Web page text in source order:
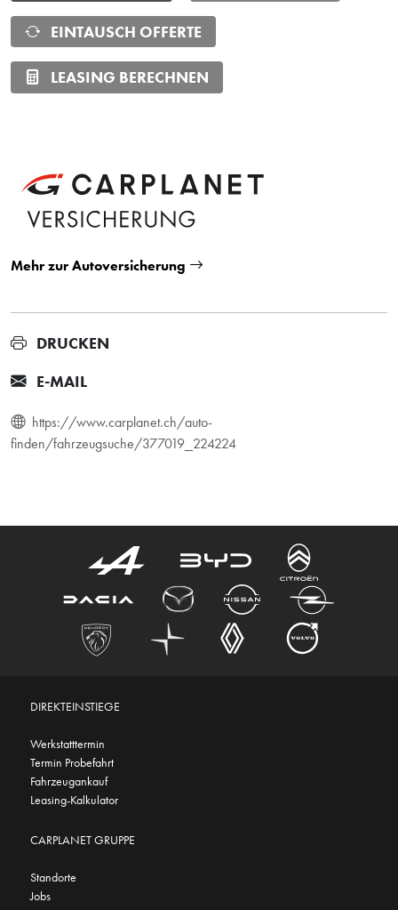
EINTAUSCH OFFERTE
LEASING BERECHNEN
Mehr zur Autoversicherung
DRUCKEN
E-MAIL
https://www.carplanet.ch/auto-
finden/fahrzeugsuche/377019_224224
DIREKTEINSTIEGE
Werkstatttermin
Termin Probefahrt
Fahrzeugankauf
Leasing-Kalkulator
CARPLANET GRUPPE
Standorte
Jobs